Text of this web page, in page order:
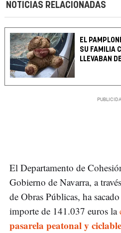
NOTICIAS RELACIONADAS
EL
SU FAMILIA
LLEVABAN
El Departamento de
Gobierno de Navarra, a
de Obras Públicas, ha
importe de 141.037 euros la
pasarela peatonal y ciclable